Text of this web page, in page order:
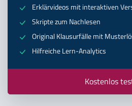
Erklärvideos mit interaktiven
Skripte zum Nachlesen
Original Klausurfälle mit
Hilfreiche Lern-Analytics
Kostenlos